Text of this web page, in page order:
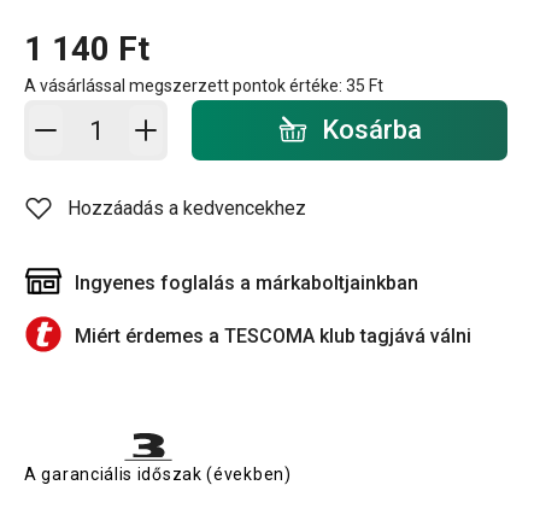
1 140 Ft
A vásárlással megszerzett pontok értéke: 35 Ft
Kosárba - mennyiség Kosárba
Hozzáadás a kedvencekhez
Ingyenes foglalás a márkaboltjainkban
Miért érdemes a TESCOMA klub tagjává válni
A garanciális időszak (években)